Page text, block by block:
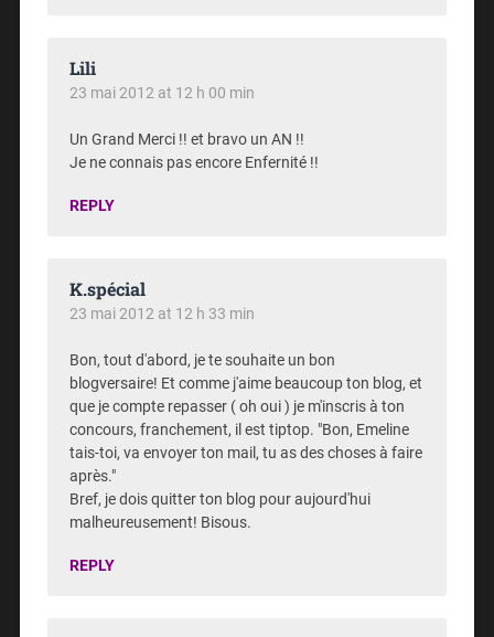
Lili
23 mai 2012 at 12 h 00 min
Un Grand Merci !! et bravo un AN !!
Je ne connais pas encore Enfernité !!
REPLY
K.spécial
23 mai 2012 at 12 h 33 min
Bon, tout d'abord, je te souhaite un bon
blogversaire! Et comme j'aime beaucoup ton blog, et
que je compte repasser ( oh oui ) je m'inscris à ton
concours, franchement, il est tiptop. "Bon, Emeline
tais-toi, va envoyer ton mail, tu as des choses à faire
après."
Bref, je dois quitter ton blog pour aujourd'hui
malheureusement! Bisous.
REPLY